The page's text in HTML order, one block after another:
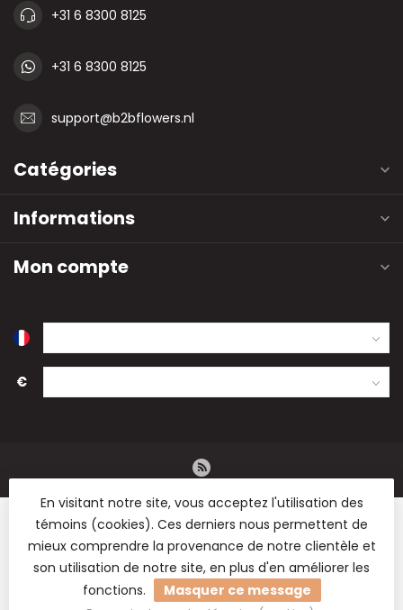
+31 6 8300 8125
+31 6 8300 8125
support@b2bflowers.nl
Catégories
Informations
Mon compte
€
© Copyright 2026 B2B Flowers BV - Vente en gros de fleurs
séchées, de fournitures de fleuristerie et de matériel de
En visitant notre site, vous acceptez l'utilisation des
témoins (cookies). Ces derniers nous permettent de
mieux comprendre la provenance de notre clientèle et
son utilisation de notre site, en plus d'en améliorer les
fonctions.
Masquer ce message